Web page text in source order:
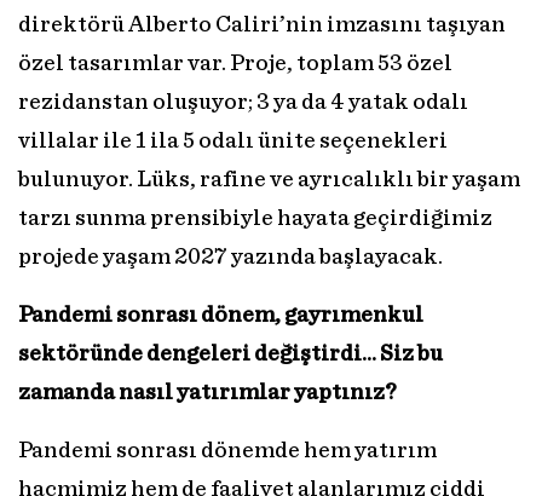
direktörü Alberto Caliri’nin imzasını taşıyan
özel tasarımlar var. Proje, toplam 53 özel
rezidanstan oluşuyor; 3 ya da 4 yatak odalı
villalar ile 1 ila 5 odalı ünite seçenekleri
bulunuyor. Lüks, rafine ve ayrıcalıklı bir yaşam
tarzı sunma prensibiyle hayata geçirdiğimiz
projede yaşam 2027 yazında başlayacak.
Pandemi sonrası dönem, gayrımenkul
sektöründe dengeleri değiştirdi… Siz bu
zamanda nasıl yatırımlar yaptınız?
Pandemi sonrası dönemde hem yatırım
hacmimiz hem de faaliyet alanlarımız ciddi